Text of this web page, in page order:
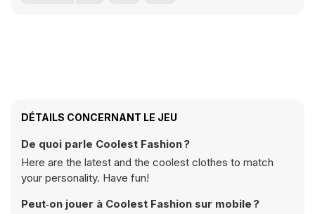
DÉTAILS CONCERNANT LE JEU
De quoi parle Coolest Fashion ?
Here are the latest and the coolest clothes to match
your personality. Have fun!
Peut‑on jouer à Coolest Fashion sur mobile ?